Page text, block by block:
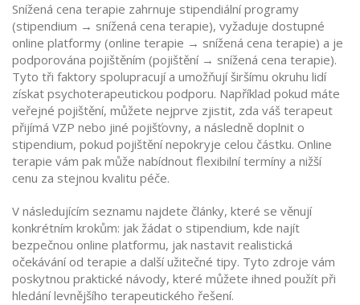
Snížená cena terapie zahrnuje stipendiální programy
(stipendium → snížená cena terapie), vyžaduje dostupné
online platformy (online terapie → snížená cena terapie) a je
podporována pojištěním (pojištění → snížená cena terapie).
Tyto tři faktory spolupracují a umožňují širšímu okruhu lidí
získat psychoterapeutickou podporu. Například pokud máte
veřejné pojištění, můžete nejprve zjistit, zda váš terapeut
přijímá VZP nebo jiné pojišťovny, a následně doplnit o
stipendium, pokud pojištění nepokryje celou částku. Online
terapie vám pak může nabídnout flexibilní termíny a nižší
cenu za stejnou kvalitu péče.
V následujícím seznamu najdete články, které se věnují
konkrétním krokům: jak žádat o stipendium, kde najít
bezpečnou online platformu, jak nastavit realistická
očekávání od terapie a další užitečné tipy. Tyto zdroje vám
poskytnou praktické návody, které můžete ihned použít při
hledání levnějšího terapeutického řešení.